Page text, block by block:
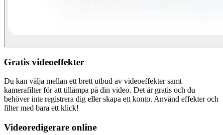
Gratis videoeffekter
Du kan välja mellan ett brett utbud av videoeffekter samt
kamerafilter för att tillämpa på din video. Det är gratis och du
behöver inte registrera dig eller skapa ett konto. Använd effekter och
filter med bara ett klick!
Videoredigerare online